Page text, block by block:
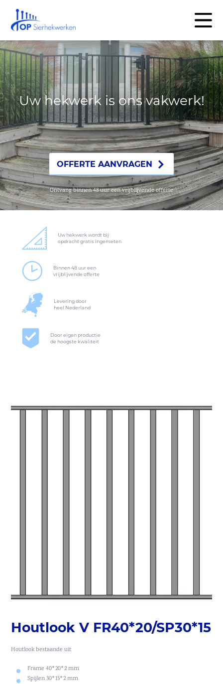
Uw hekwerk is ons vakwerk!
OFFERTE AANVRAGEN
Ontvang binnen 48 uur een vrijblijvende offerte
Uw hekwerk wordt bij
opdracht gratis ingemeten
Binnen 48 uur een
vrijblijvende offerte
Levering door
heel Nederland
Door eigen productie
de hoogste kwaliteit
Houtlook V FR40*20/SP30*15
Houtlook bestaande uit
Frame 40*20*2 mm
Spijlen 30*15*2 mm